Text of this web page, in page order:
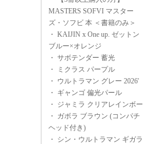
MASTERS SOFVI マスター
ズ・ソフビ 本 ＜書籍のみ＞
・ KAIJIN x One up. ゼットン
ブルー×オレンジ
・ サボテンダー 蓄光
・
ミクラス パープル
・ ウルトラマン グレー 2026'
・ ギャンゴ 偏光パール
・ ジャミラ クリアレインボー
・ ガボラ ブラウン (コンパチ
ヘッド付き)
・ シン・ウルトラマン ギガラ